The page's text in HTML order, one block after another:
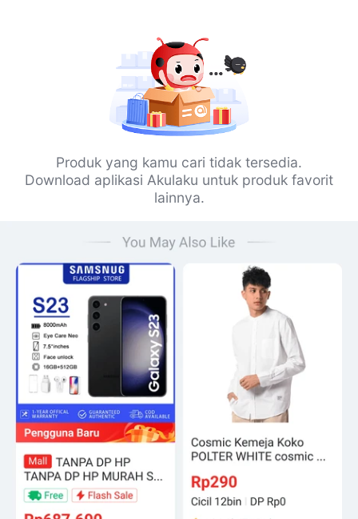
Produk yang kamu cari tidak tersedia.
Download aplikasi Akulaku untuk produk favorit
lainnya.